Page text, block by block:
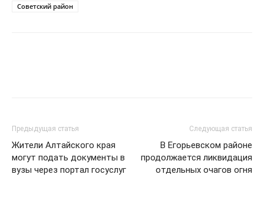
Советский район
Предыдущая статья
Жители Алтайского края
могут подать документы в
вузы через портал госуслуг
Следующая статья
В Егорьевском районе
продолжается ликвидация
отдельных очагов огня